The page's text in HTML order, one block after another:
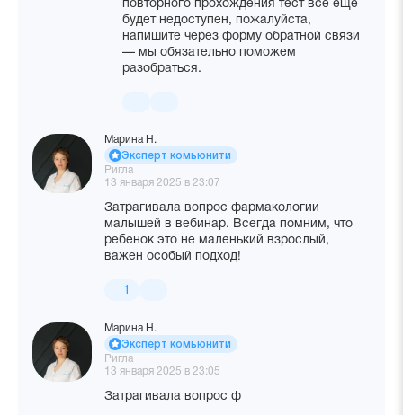
повторного прохождения тест всё ещё
будет недоступен, пожалуйста,
напишите через форму обратной связи
— мы обязательно поможем
разобраться.
Марина Н.
Эксперт комьюнити
Ригла
13 января 2025 в 23:07
Затрагивала вопрос фармакологии
малышей в вебинар. Всегда помним, что
ребенок это не маленький взрослый,
важен особый подход!
1
Марина Н.
Эксперт комьюнити
Ригла
13 января 2025 в 23:05
Затрагивала вопрос ф